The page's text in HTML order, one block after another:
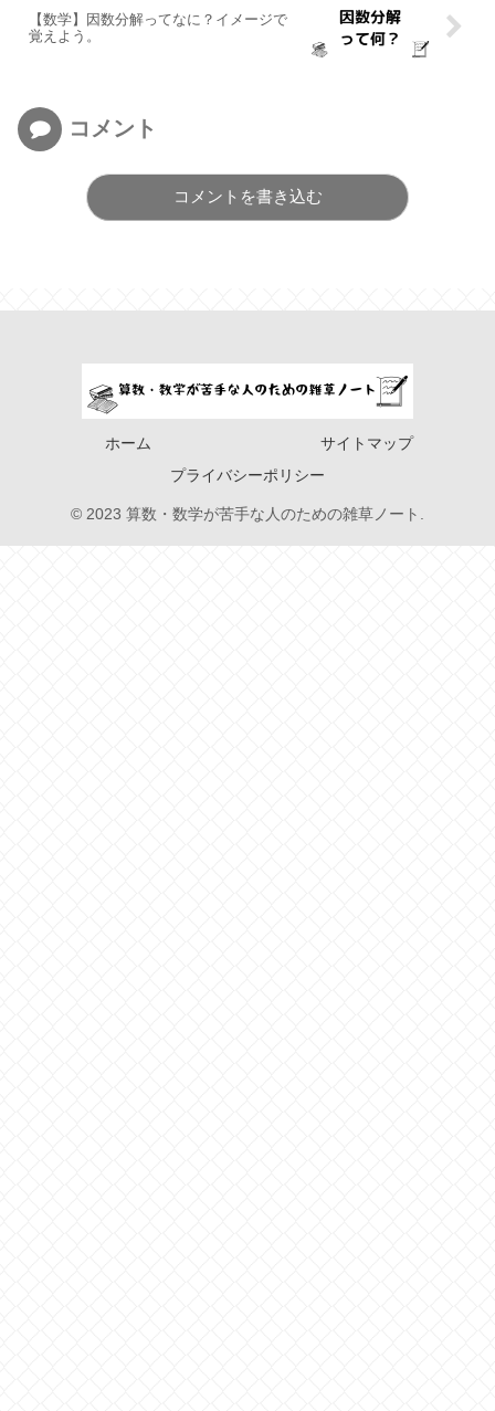
【数学】因数分解ってなに？イメージで
覚えよう。
コメント
コメントを書き込む
ホーム
サイトマップ
プライバシーポリシー
© 2023 算数・数学が苦手な人のための雑草ノート.